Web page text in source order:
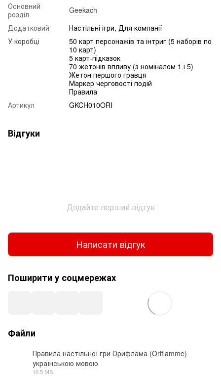
Основний
розділ
Geekach
Додатковий
Настільні ігри, Для компанії
У коробці
50 карт персонажів та інтриг (5 наборів по
10 карт)
5 карт-підказок
70 жетонів впливу (з номіналом 1 і 5)
Жетон першого гравця
Маркер черговості подій
Правила
Артикул
GKCH010ORI
Відгуки
Додайте перший відгук
Написати відгук
Поширити у соцмережах
Файли
Правила настільної гри Орифлама (Oriflamme)
українською мовою
10.5 МБ